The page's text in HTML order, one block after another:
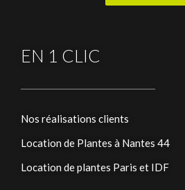
EN 1 CLIC
Nos réalisations clients
Location de Plantes à Nantes 44
Location de plantes Paris et IDF